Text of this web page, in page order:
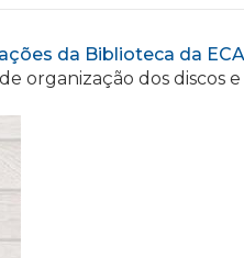
da Biblioteca da ECA
organização dos discos